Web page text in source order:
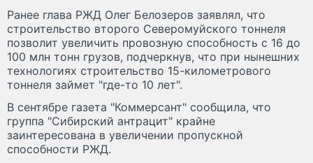
Ранее глава РЖД Олег Белозеров заявлял, что
строительство второго Северомуйского тоннеля
позволит увеличить провозную способность с 16 до
100 млн тонн грузов, подчеркнув, что при нынешних
технологиях строительство 15-километрового
тоннеля займет "где-то 10 лет".
В сентябре газета "Коммерсант" сообщила, что
группа "Сибирский антрацит" крайне
заинтересована в увеличении пропускной
способности РЖД.